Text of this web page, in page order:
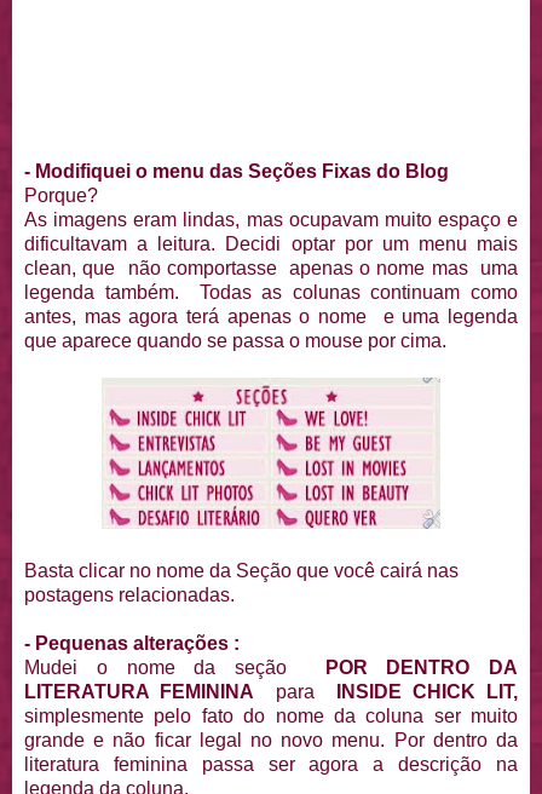
- Modifiquei o menu das Seções Fixas do Blog
Porque?
As imagens eram lindas, mas ocupavam muito espaço e
dificultavam a leitura. Decidi optar por um menu mais
clean, que não comportasse apenas o nome mas uma
legenda também. Todas as colunas continuam como
antes, mas agora terá apenas o nome e uma legenda
que aparece quando se passa o mouse por cima.
Basta clicar no nome da Seção que você cairá nas
postagens relacionadas.
- Pequenas alterações :
Mudei o nome da seção
POR DENTRO DA
LITERATURA FEMININA para INSIDE CHICK LIT,
simplesmente pelo fato do nome da coluna ser muito
grande e não ficar legal no novo menu. Por dentro da
literatura feminina passa ser agora a descrição na
legenda da coluna.